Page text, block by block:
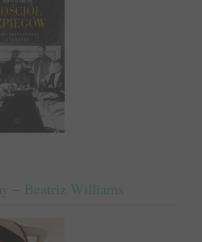
– Beatriz Williams